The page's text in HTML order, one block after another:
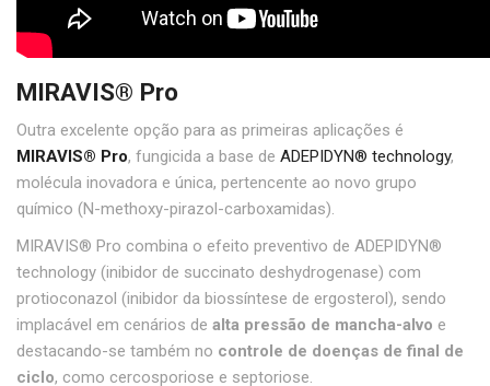
MIRAVIS® Pro
Outra excelente opção para as primeiras aplicações é
MIRAVIS® Pro, fungicida a base de ADEPIDYN® technology,
molécula inovadora e única, pertencente ao novo grupo
químico (N-methoxy-pirazol-carboxamidas).
MIRAVIS® Pro combina o efeito preventivo de ADEPIDYN®
technology (inibidor de succinato deshydrogenase) com
protioconazol (inibidor da biossíntese de ergosterol), sendo
implacável em cenários de alta pressão de mancha-alvo e
destacando-se também no controle de doenças de final de
ciclo, como cercosporiose e septoriose.